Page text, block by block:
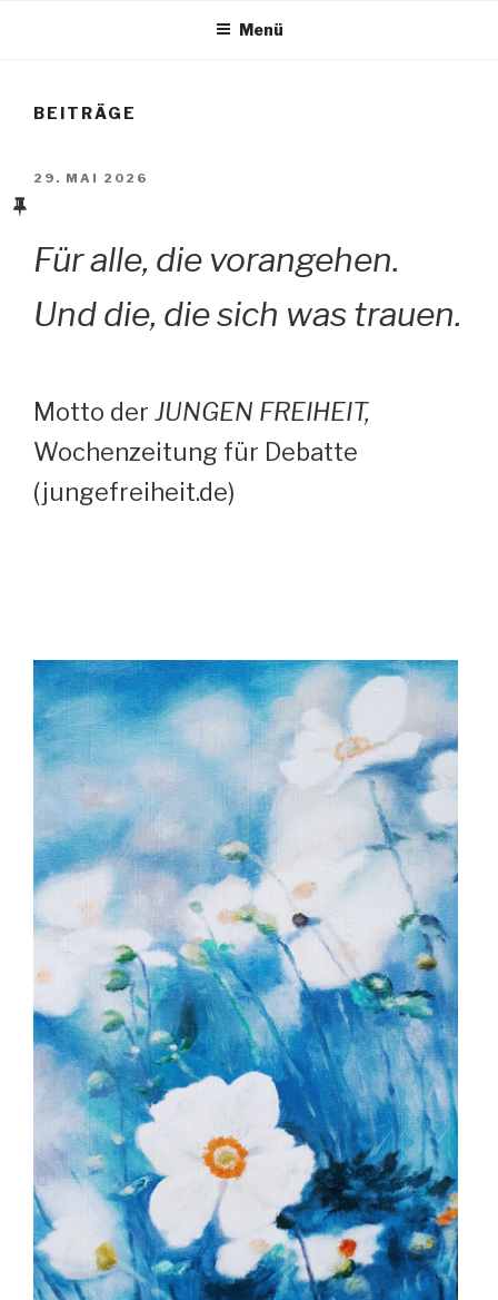
Menü
BEITRÄGE
VERÖFFENTLICHT
29. MAI 2026
Für alle, die vorangehen.
Und die, die sich was trauen.
Motto der JUNGEN FREIHEIT,
Wochenzeitung für Debatte
(jungefreiheit.de)